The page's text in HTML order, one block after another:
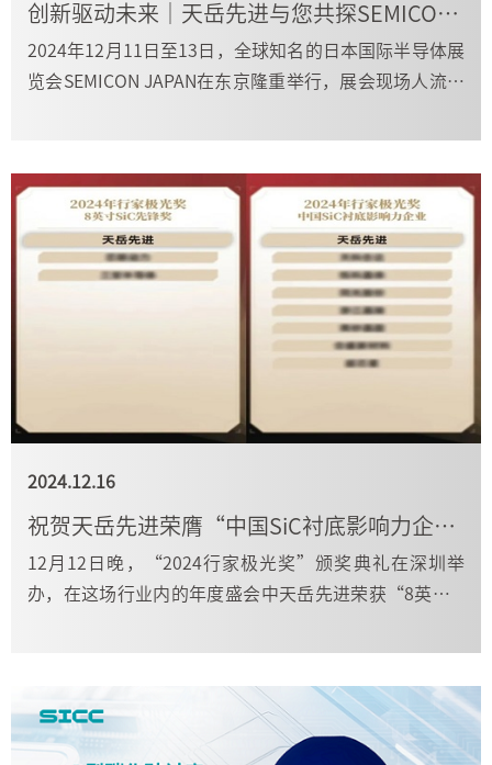
创新驱动未来｜天岳先进与您共探SEMICON Japan 2024科技之旅
2024年12月11日至13日，全球知名的日本国际半导体展
览会SEMICON JAPAN在东京隆重举行，展会现场人流如
2024.12.16
祝贺天岳先进荣膺“中国SiC衬底影响力企业”首位及“8英寸SiC先锋”
12月12日晚，“2024行家极光奖”颁奖典礼在深圳举
办，在这场行业内的年度盛会中天岳先进荣获“8英寸Si
位，彰显了天岳先进的实力。 本次颁奖典礼，2024行家
极光奖特别设立了备受瞩目的“...